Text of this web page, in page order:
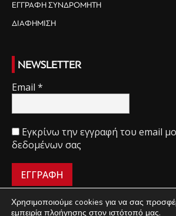
ΕΓΓΡΑΦΗ ΣΥΝΔΡΟΜΗΤΗ
ΔΙΑΦΗΜΙΣΗ
NEWSLETTER
Email *
Εγκρίνω την εγγραφή του email
δεδομένων σας
Χρησιμοποιούμε cookies για να σας
εμπειρία πλοήγησης στον ιστότοπό μας.